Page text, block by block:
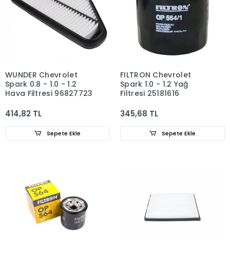
WUNDER Chevrolet
Spark 0.8 - 1.0 - 1.2
Hava Filtresi 96827723
414,82 TL
Sepete Ekle
FILTRON Chevrolet
Spark 1.0 - 1.2 Yağ
Filtresi 25181616
345,68 TL
Sepete Ekle